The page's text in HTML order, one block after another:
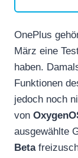
OnePlus
März eine
haben.
Funktionen
jedoch noch
von
ausgewählte
Beta